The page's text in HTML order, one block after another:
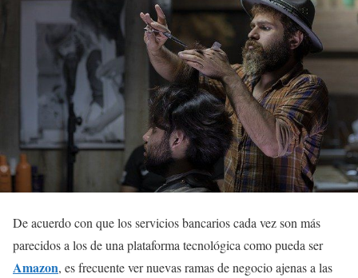
De acuerdo con que los servicios bancarios cada vez son más
parecidos a los de una plataforma tecnológica como pueda ser
Amazon, es frecuente ver nuevas ramas de negocio ajenas a las